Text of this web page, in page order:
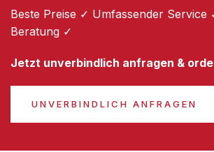
Beste Preise ✓ Umfassender Service
Beratung ✓
Jetzt unverbindlich anfragen &
UNVERBINDLICH ANFRAGEN